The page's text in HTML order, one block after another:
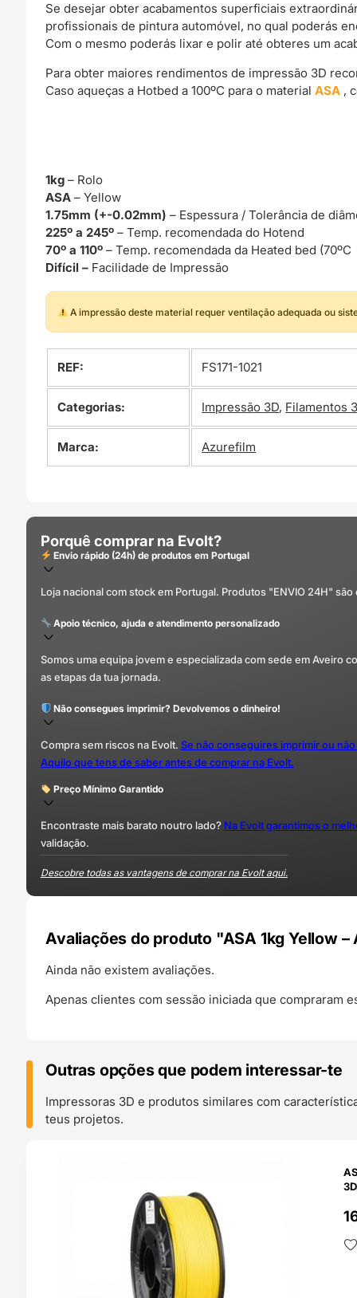
Se desejar obter acabamentos superficiais
profissionais de pintura automóvel, no qual poderás
Com o mesmo poderás lixar e polir até obteres um
Para obter maiores rendimentos de impressão 3D
Caso aqueças a Hotbed a 100ºC para o materialASA ,
1kg – Rolo
ASA– Yellow
1.75mm (+-0.02mm)– Espessura / Tolerância de
225º a 245º– Temp. recomendada do Hotend
70º a 110º– Temp. recomendada da Heated bed
Difícil – Facilidade de Impressão
A impressão deste material requer ventilação adequada ou
REF: FS171-1021
Categorias: Impressão 3D, Filamentos
Marca: Azurefilm
Porquê comprar na Evolt?
Envio rápido (24h) de produtos em Portugal
Loja nacional com stock em Portugal. Produtos "ENVIO 24H"
Apoio técnico, ajuda e atendimento personalizado
Somos uma equipa jovem e especializada com sede em Aveiro
as etapas da tua jornada.
Não consegues imprimir? Devolvemos o dinheiro!
Compra sem riscos na Evolt. Se não conseguires imprimir ou
Aquilo que tens de saber antes de comprar na Evolt.
Preço Mínimo Garantido
Encontraste mais barato noutro lado? Na Evolt garantimos o
validação.
Descobre todas as vantagens de comprar na Evolt aqui.
Avaliações do produto "ASA 1kg Yellow
Ainda não existem avaliações.
Apenas clientes com sessão iniciada que compraram
Outras opções que podem interessar-te
Impressoras 3D e produtos similares com
teus projetos.